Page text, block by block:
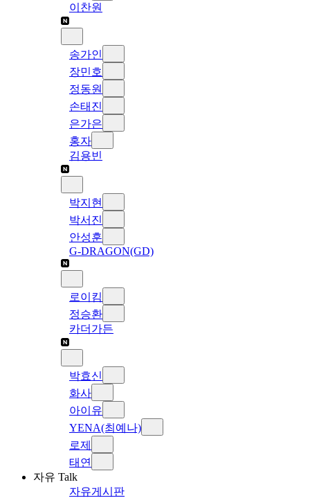
이찬원
송가인
장민호
정동원
손태진
은가은
홍자
김용빈
박지현
박서진
안성훈
G-DRAGON(GD)
로이킴
정승환
카더가든
박효신
화사
아이유
YENA(최예나)
로제
태연
자유 Talk
자유게시판